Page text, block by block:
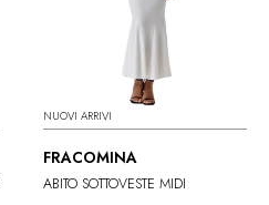
NUOVI ARRIVI
FRACOMINA
ABITO SOTTOVESTE MIDI